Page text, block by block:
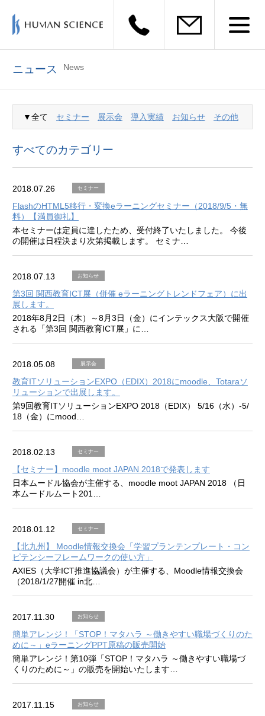
ニュース News
▼全て セミナー 展示会 導入実績 お知らせ その他
すべてのカテゴリー
2018.07.26 セミナー
FlashのHTML5移行・変換eラーニングセミナー（2018/9/5・無
料）【満員御礼】
本セミナーは定員に達したため、受付終了いたしました。 今後
の開催は日程決まり次第掲載します。 セミナ…
2018.07.13 お知らせ
第3回 関西教育ICT展（併催 eラーニングトレンドフェア）に出
展します。
2018年8月2日（木）～8月3日（金）にインテックス大阪で開催
される「第3回 関西教育ICT展」に…
2018.05.08 展示会
教育ITソリューションEXPO（EDIX）2018にmoodle、Totaraソ
リューションで出展します。
第9回教育ITソリューションEXPO 2018（EDIX） 5/16（水）-5/
18（金）にmood…
2018.02.13 セミナー
【セミナー】moodle moot JAPAN 2018で発表します
日本ムードル協会が主催する、moodle moot JAPAN 2018 （日
本ムードルムート201…
2018.01.12 セミナー
【北九州】 Moodle情報交換会「学習プランテンプレート・コン
ピテンシーフレームワークの使い方」
AXIES（大学ICT推進協議会）が主催する、Moodle情報交換会
（2018/1/27開催 in北…
2017.11.30 お知らせ
簡単アレンジ！「STOP！マタハラ ～働きやすい職場づくりのた
めに～」eラーニングPPT原稿の販売開始
簡単アレンジ！第10弾「STOP！マタハラ ～働きやすい職場づ
くりのために～」の販売を開始いたします…
2017.11.15 お知らせ